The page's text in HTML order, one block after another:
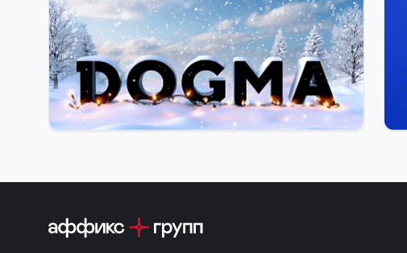
Счастливый кирпич. Организация
промоакции для застройщика
"DOGMA"
29 декабря 2025